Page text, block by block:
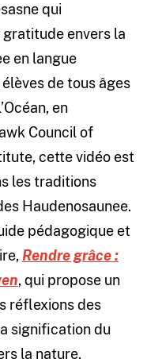
qui
envers la
en langue
élèves de tous âges
en
Council of
cette vidéo est
les traditions
Haudenosaunee.
pédagogique et
Rendre grâce :
, qui propose un
réflexions des
signification du
la nature.